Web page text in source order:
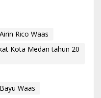
Rico Waas
Kota Medan tahun 20
Waas